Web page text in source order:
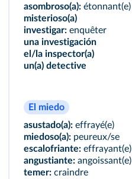
asombroso(a): étonnant(e)
misterioso(a)
investigar: enquêter
una investigación
el/la inspector(a)
un(a) detective
El miedo
asustado(a): effrayé(e)
miedoso(a): peureux/se
escalofriante: effrayant(e)
angustiante: angoissant(e)
temer: craindre